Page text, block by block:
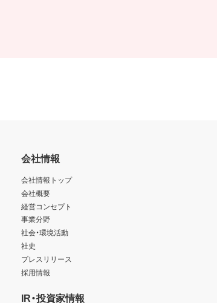
会社情報
会社情報トップ
会社概要
経営コンセプト
事業分野
社会・環境活動
社史
プレスリリース
採用情報
IR・投資家情報